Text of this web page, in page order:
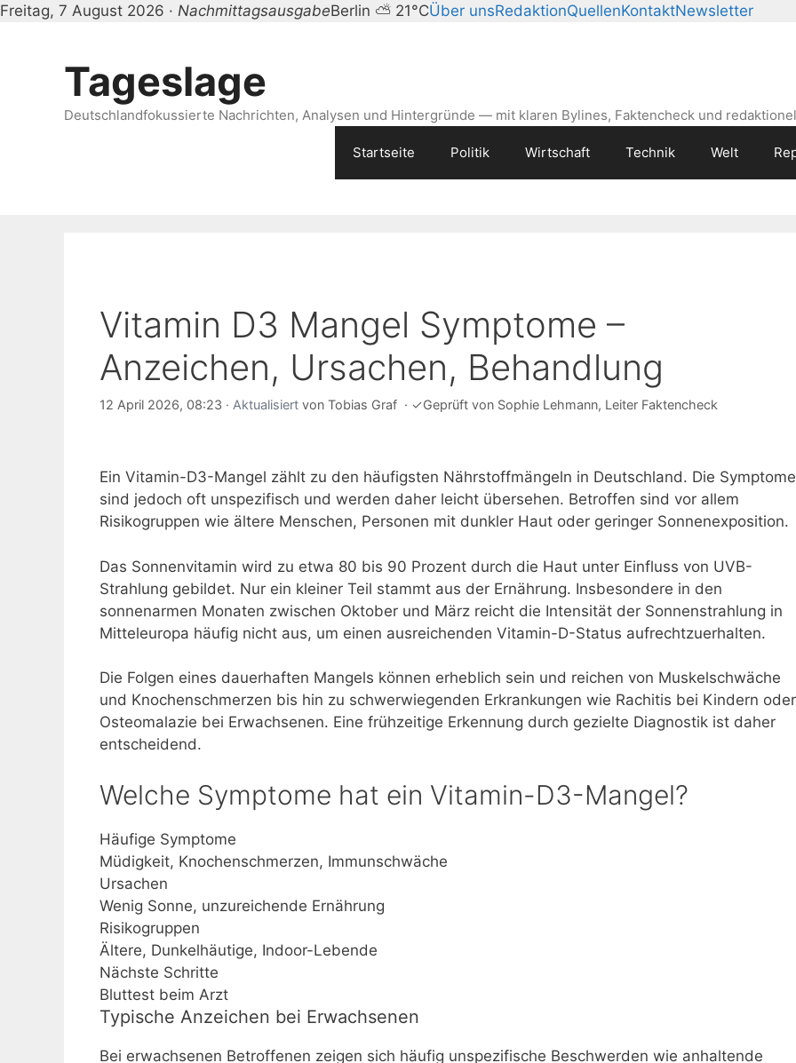
Freitag, 7 August 2026 · NachmittagsausgabeBerlin ⛅ 21°CÜber unsRedaktionQuellenKontaktNewsletter
Tageslage
Deutschlandfokussierte Nachrichten, Analysen und Hintergründe — mit klaren Bylines, Faktencheck und
Startseite Politik Wirtschaft Technik Welt
Vitamin D3 Mangel Symptome –
Anzeichen, Ursachen, Behandlung
12 April 2026, 08:23 · Aktualisiert von Tobias Graf · ✓Geprüft von Sophie Lehmann, Leiter Faktencheck
Ein Vitamin-D3-Mangel zählt zu den häufigsten Nährstoffmängeln in Deutschland. Die Symptome
sind jedoch oft unspezifisch und werden daher leicht übersehen. Betroffen sind vor allem
Risikogruppen wie ältere Menschen, Personen mit dunkler Haut oder geringer Sonnenexposition.
Das Sonnenvitamin wird zu etwa 80 bis 90 Prozent durch die Haut unter Einfluss von UVB-
Strahlung gebildet. Nur ein kleiner Teil stammt aus der Ernährung. Insbesondere in den
sonnenarmen Monaten zwischen Oktober und März reicht die Intensität der Sonnenstrahlung in
Mitteleuropa häufig nicht aus, um einen ausreichenden Vitamin-D-Status aufrechtzuerhalten.
Die Folgen eines dauerhaften Mangels können erheblich sein und reichen von Muskelschwäche
und Knochenschmerzen bis hin zu schwerwiegenden Erkrankungen wie Rachitis bei Kindern oder
Osteomalazie bei Erwachsenen. Eine frühzeitige Erkennung durch gezielte Diagnostik ist daher
entscheidend.
Welche Symptome hat ein Vitamin-D3-Mangel?
Häufige Symptome
Müdigkeit, Knochenschmerzen, Immunschwäche
Ursachen
Wenig Sonne, unzureichende Ernährung
Risikogruppen
Ältere, Dunkelhäutige, Indoor-Lebende
Nächste Schritte
Bluttest beim Arzt
Typische Anzeichen bei Erwachsenen
Bei erwachsenen Betroffenen zeigen sich häufig unspezifische Beschwerden wie anhaltende